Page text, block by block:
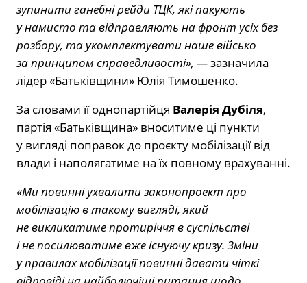
зупинити ганебні рейди ТЦК, які пакують
у намисто та відправляють на фронт усіх без
розбору, та укомплектувати наше військо
за принципом справедливості», —зазначила
лідер «Батьківщини» Юлія Тимошенко.
За словами її однопартійця Валерія Дубіля,
партія «Батьківщина» вноситиме ці пункти
у вигляді поправок до проєкту мобілізації від
влади і наполягатиме на їх повному врахуванні.
«Ми повинні ухвалити законопроект про
мобілізацію в такому вигляді, який
не викликатиме протиріччя в суспільстві
і не посилюватиме вже існуючу кризу. Зміни
у правилах мобілізації повинні давати чіткі